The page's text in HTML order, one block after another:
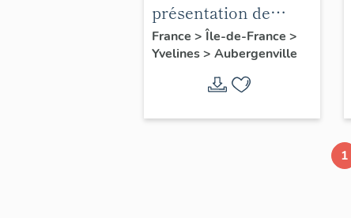
présentation de
l'étude
d'Elisabethville
France > Île-de-France >
Yvelines> Aubergenville
1